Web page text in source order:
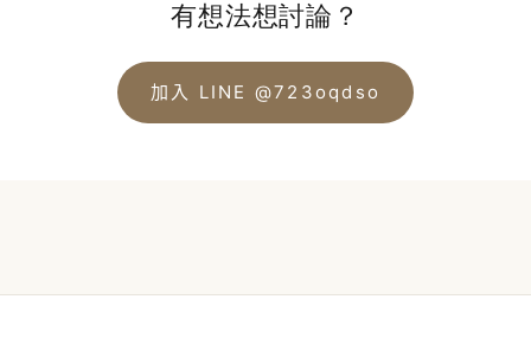
有想法想討論？
加入 LINE @723oqdso